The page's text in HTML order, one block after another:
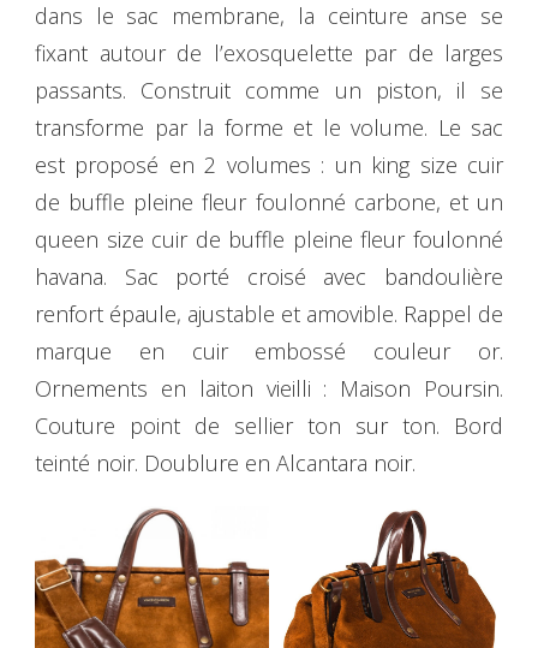
dans le sac membrane, la ceinture anse se
fixant autour de l’exosquelette par de larges
passants. Construit comme un piston, il se
transforme par la forme et le volume. Le sac
est proposé en 2 volumes : un king size cuir
de buffle pleine fleur foulonné carbone, et un
queen size cuir de buffle pleine fleur foulonné
havana. Sac porté croisé avec bandoulière
renfort épaule, ajustable et amovible. Rappel de
marque en cuir embossé couleur or.
Ornements en laiton vieilli : Maison Poursin.
Couture point de sellier ton sur ton. Bord
teinté noir. Doublure en Alcantara noir.